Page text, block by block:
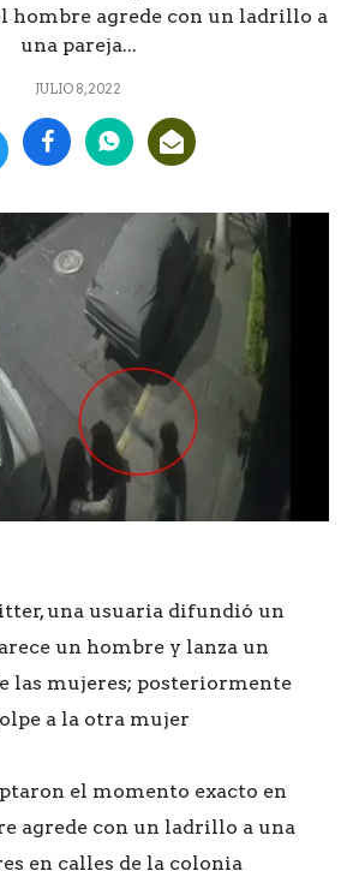
hombre agrede con un ladrillo a
una pareja...
JULIO 8, 2022
una usuaria difundió un
un hombre y lanza un
las mujeres; posteriormente
a la otra mujer
el momento exacto en
agrede con un ladrillo a una
en calles de la colonia